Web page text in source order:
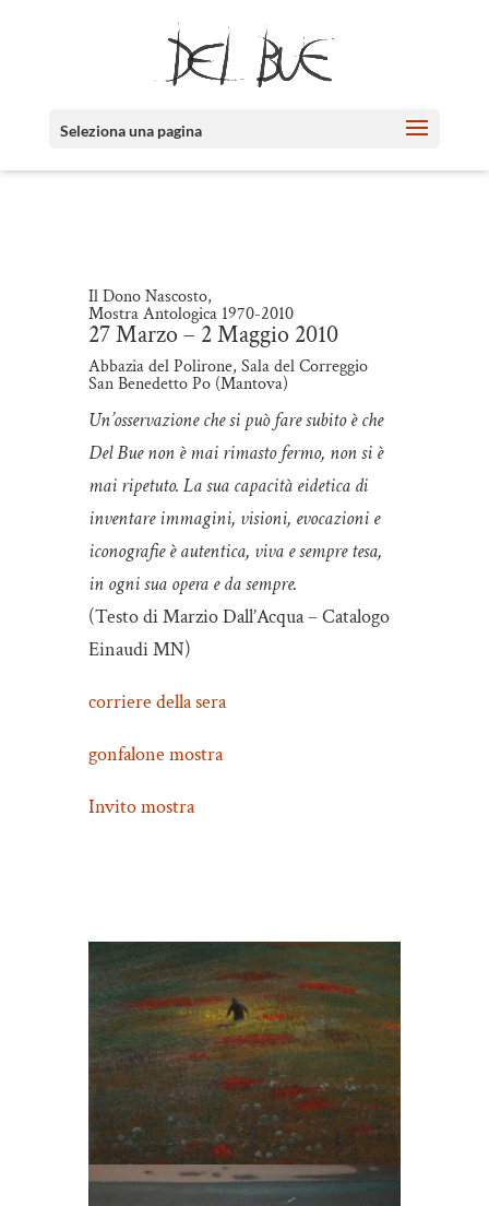
Seleziona una pagina
Il Dono Nascosto,
Mostra Antologica 1970-2010
27 Marzo – 2 Maggio 2010
Abbazia del Polirone, Sala del Correggio
San Benedetto Po (Mantova)
Un’osservazione che si può fare subito è che
Del Bue non è mai rimasto fermo, non si è
mai ripetuto. La sua capacità eidetica di
inventare immagini, visioni, evocazioni e
iconografie è autentica, viva e sempre tesa,
in ogni sua opera e da sempre.
(Testo di Marzio Dall’Acqua – Catalogo
Einaudi MN)
corriere della sera
gonfalone mostra
Invito mostra